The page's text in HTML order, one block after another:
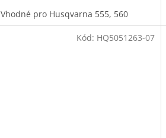
Vhodné pro Husqvarna 555, 560
XP/XPG, 562 XP/XPG.
Kód: HQ5051263-07